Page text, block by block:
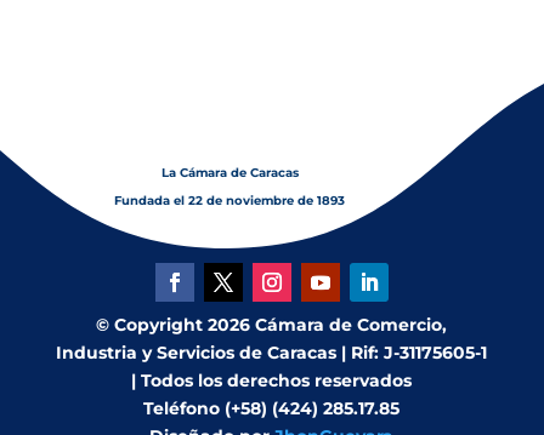
La Cámara de Caracas
Fundada el 22 de noviembre de 1893
© Copyright 2026 Cámara de Comercio,
Industria y Servicios de Caracas | Rif: J-31175605-1
| Todos los derechos reservados
Teléfono (+58) (424) 285.17.85